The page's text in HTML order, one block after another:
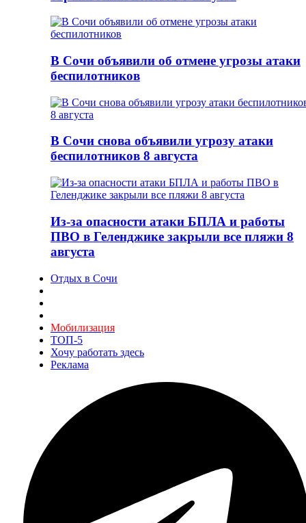
В Сочи объявили об отмене угрозы атаки
беспилотников
В Сочи снова объявили угрозу атаки
беспилотников 8 августа
Из-за опасности атаки БПЛА и работы
ПВО в Геленджике закрыли все пляжи 8
августа
Отдых в Сочи
Мобилизация
ТОП-5
Хочу работать здесь
Реклама